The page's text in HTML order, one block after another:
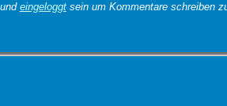
eingeloggtsein um Kommentare schreiben